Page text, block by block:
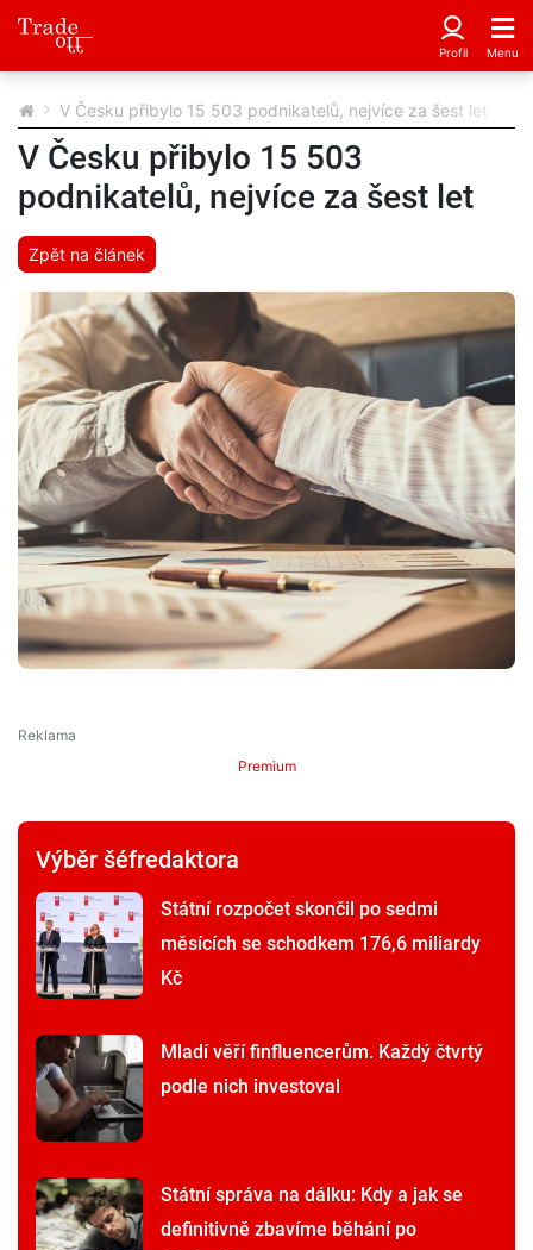
V Česku přibylo 15 503 podnikatelů, nejvíce za šest let
V Česku přibylo 15 503
podnikatelů, nejvíce za šest let
Zpět na článek
Premium
Výběr šéfredaktora
Státní rozpočet skončil po sedmi
měsících se schodkem 176,6 miliardy
Kč
Mladí věří finfluencerům. Každý čtvrtý
podle nich investoval
Státní správa na dálku: Kdy a jak se
definitivně zbavíme běhání po